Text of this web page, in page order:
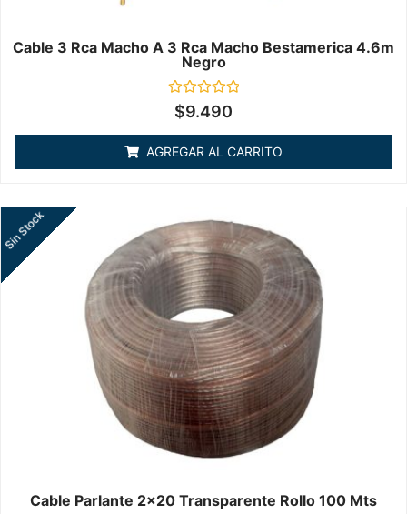
Cable 3 Rca Macho A 3 Rca Macho Bestamerica 4.6m
Negro
Valorado
en
de
5
$9.490
AGREGAR AL CARRITO
Cable Parlante 2x20 Transparente Rollo 100 Mts
Sin Stock